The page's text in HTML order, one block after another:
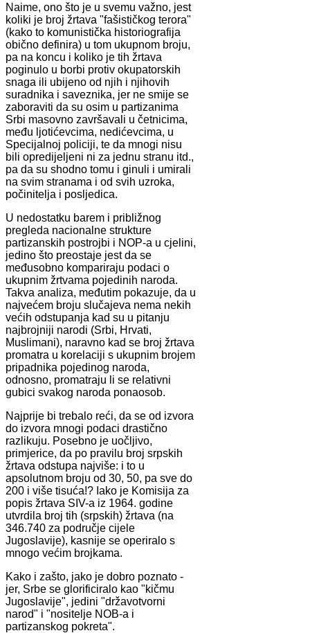
Naime, ono što je u svemu važno, jest
koliki je broj žrtava "fašističkog terora"
(kako to komunistička historiografija
obično definira) u tom ukupnom broju,
pa na koncu i koliko je tih žrtava
poginulo u borbi protiv okupatorskih
snaga ili ubijeno od njih i njihovih
suradnika i saveznika, jer ne smije se
zaboraviti da su osim u partizanima
Srbi masovno završavali u četnicima,
među ljotićevcima, nedićevcima, u
Specijalnoj policiji, te da mnogi nisu
bili opredijeljeni ni za jednu stranu itd.,
pa da su shodno tomu i ginuli i umirali
na svim stranama i od svih uzroka,
počinitelja i posljedica.
U nedostatku barem i približnog
pregleda nacionalne strukture
partizanskih postrojbi i NOP-a u cjelini,
jedino što preostaje jest da se
međusobno kompariraju podaci o
ukupnim žrtvama pojedinih naroda.
Takva analiza, međutim pokazuje, da u
najvećem broju slučajeva nema nekih
većih odstupanja kad su u pitanju
najbrojniji narodi (Srbi, Hrvati,
Muslimani), naravno kad se broj žrtava
promatra u korelaciji s ukupnim brojem
pripadnika pojedinog naroda,
odnosno, promatraju li se relativni
gubici svakog naroda ponaosob.
Najprije bi trebalo reći, da se od izvora
do izvora mnogi podaci drastično
razlikuju. Posebno je uočljivo,
primjerice, da po pravilu broj srpskih
žrtava odstupa najviše: i to u
apsolutnom broju od 30, 50, pa sve do
200 i više tisuća!? Iako je Komisija za
popis žrtava SIV-a iz 1964. godine
utvrdila broj tih (srpskih) žrtava (na
346.740 za područje cijele
Jugoslavije), kasnije se operiralo s
mnogo većim brojkama.
Kako i zašto, jako je dobro poznato -
jer, Srbe se glorificiralo kao "kičmu
Jugoslavije", jedini "državotvorni
narod" i "nositelje NOB-a i
partizanskog pokreta".